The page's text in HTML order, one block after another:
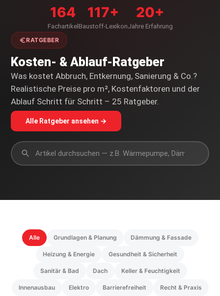
164
Fachartikel
117+
Baustoff-Lexikon
20+
Jahre Erfahrung
RATGEBER
Kosten- & Ablauf-Ratgeber
Was kostet Abbruch, Entkernung, Sanierung & Co.?
Realistische Preise pro m², Kostenfaktoren und der
Ablauf Schritt für Schritt – 25 Ratgeber.
Alle Ratgeber ansehen →
Alle Grundlagen & Planung Dämmung & Fassade
Heizung & Energie Gesundheit & Sicherheit
Sanitär & Bad Dach Keller & Feuchtigkeit
Innenausbau Elektro Barrierefreiheit Recht & Praxis